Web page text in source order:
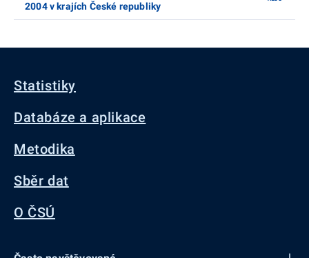
2004 v krajích České republiky
Statistiky
Databáze a aplikace
Metodika
Sběr dat
O ČSÚ